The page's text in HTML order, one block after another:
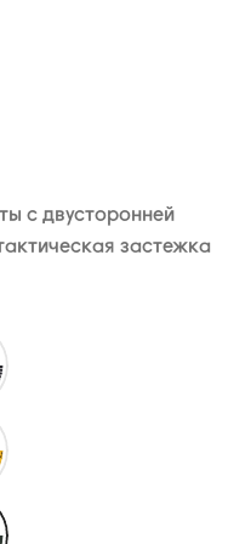
с двусторонней
застежка